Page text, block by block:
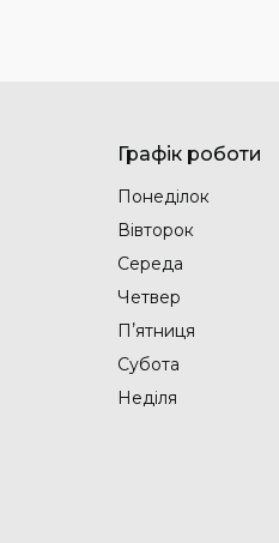
Графік роботи
Понеділок
Вівторок
Середа
Четвер
Пʼятниця
Субота
Неділя